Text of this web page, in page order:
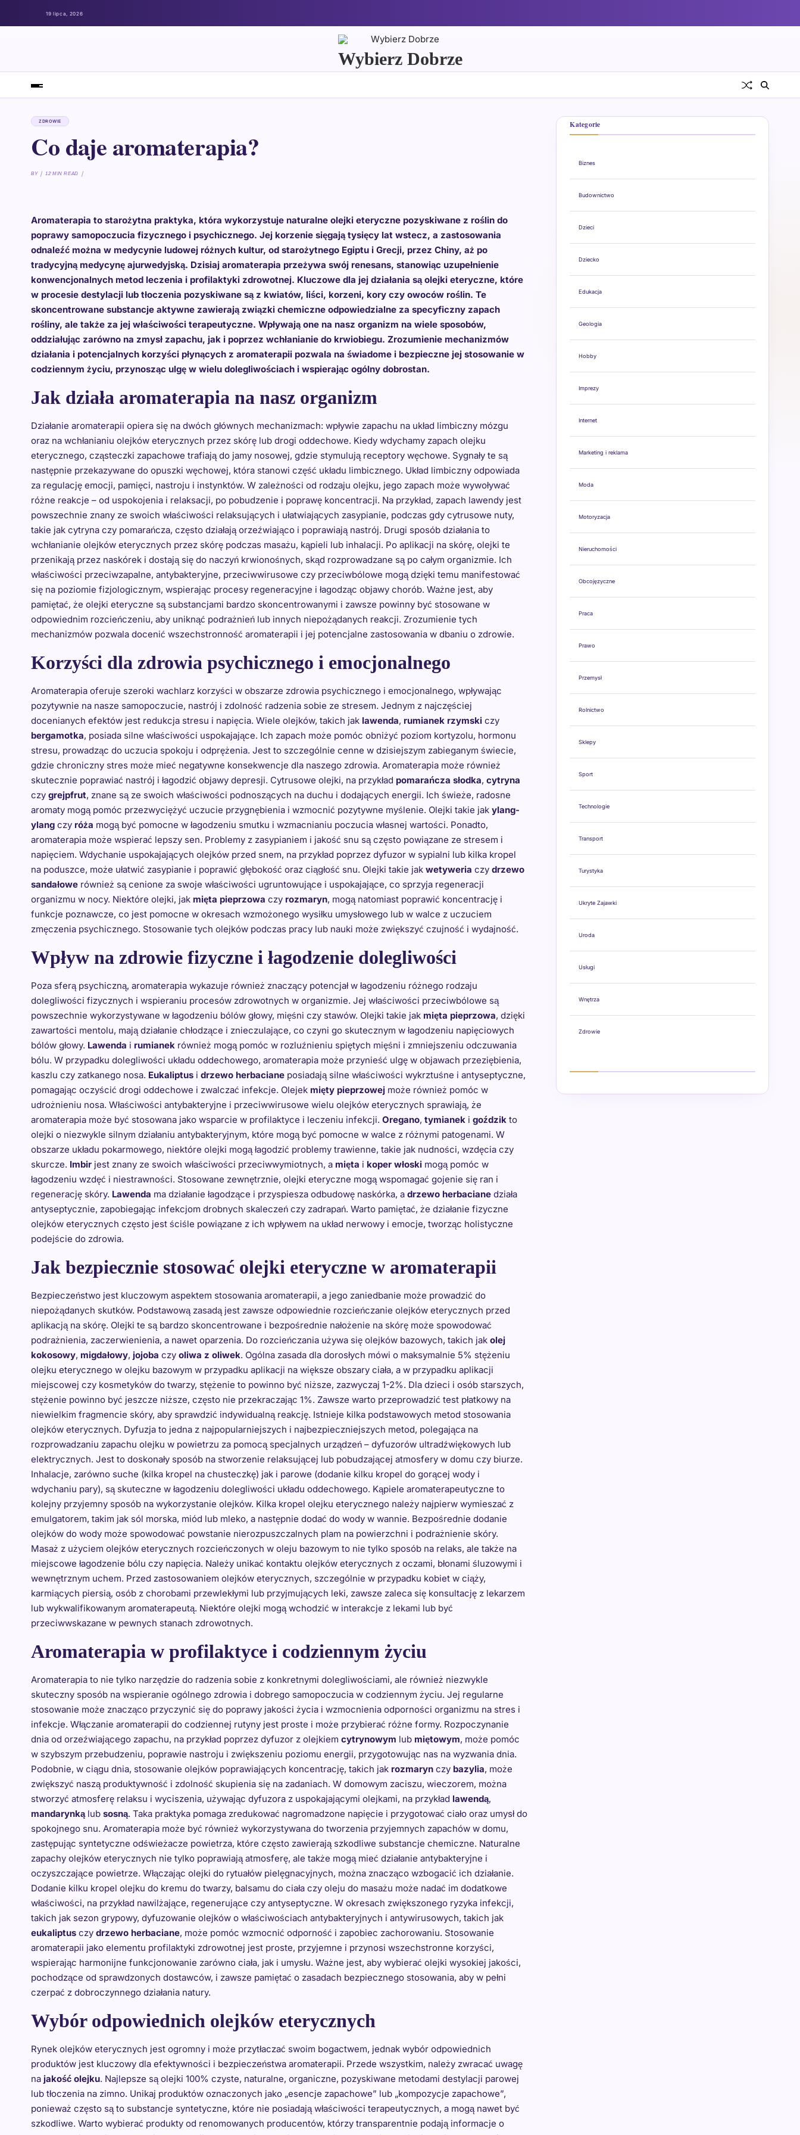
19 lipca, 2026
Wybierz Dobrze
ZDROWIE
Co daje aromaterapia?
BY 12 MIN READ
Aromaterapia to starożytna praktyka, która wykorzystuje naturalne olejki eteryczne pozyskiwane z roślin do
poprawy samopoczucia fizycznego i psychicznego. Jej korzenie sięgają tysięcy lat wstecz, a zastosowania
odnaleźć można w medycynie ludowej różnych kultur, od starożytnego Egiptu i Grecji, przez Chiny, aż po
tradycyjną medycynę ajurwedyjską. Dzisiaj aromaterapia przeżywa swój renesans, stanowiąc uzupełnienie
konwencjonalnych metod leczenia i profilaktyki zdrowotnej. Kluczowe dla jej działania są olejki eteryczne, które
w procesie destylacji lub tłoczenia pozyskiwane są z kwiatów, liści, korzeni, kory czy owoców roślin. Te
skoncentrowane substancje aktywne zawierają związki chemiczne odpowiedzialne za specyficzny zapach
rośliny, ale także za jej właściwości terapeutyczne. Wpływają one na nasz organizm na wiele sposobów,
oddziałując zarówno na zmysł zapachu, jak i poprzez wchłanianie do krwiobiegu. Zrozumienie mechanizmów
działania i potencjalnych korzyści płynących z aromaterapii pozwala na świadome i bezpieczne jej stosowanie w
codziennym życiu, przynosząc ulgę w wielu dolegliwościach i wspierając ogólny dobrostan.
Jak działa aromaterapia na nasz organizm
Działanie aromaterapii opiera się na dwóch głównych mechanizmach: wpływie zapachu na układ limbiczny mózgu
oraz na wchłanianiu olejków eterycznych przez skórę lub drogi oddechowe. Kiedy wdychamy zapach olejku
eterycznego, cząsteczki zapachowe trafiają do jamy nosowej, gdzie stymulują receptory węchowe. Sygnały te są
następnie przekazywane do opuszki węchowej, która stanowi część układu limbicznego. Układ limbiczny odpowiada
za regulację emocji, pamięci, nastroju i instynktów. W zależności od rodzaju olejku, jego zapach może wywoływać
różne reakcje – od uspokojenia i relaksacji, po pobudzenie i poprawę koncentracji. Na przykład, zapach lawendy jest
powszechnie znany ze swoich właściwości relaksujących i ułatwiających zasypianie, podczas gdy cytrusowe nuty,
takie jak cytryna czy pomarańcza, często działają orzeźwiająco i poprawiają nastrój. Drugi sposób działania to
wchłanianie olejków eterycznych przez skórę podczas masażu, kąpieli lub inhalacji. Po aplikacji na skórę, olejki te
przenikają przez naskórek i dostają się do naczyń krwionośnych, skąd rozprowadzane są po całym organizmie. Ich
właściwości przeciwzapalne, antybakteryjne, przeciwwirusowe czy przeciwbólowe mogą dzięki temu manifestować
się na poziomie fizjologicznym, wspierając procesy regeneracyjne i łagodząc objawy chorób. Ważne jest, aby
pamiętać, że olejki eteryczne są substancjami bardzo skoncentrowanymi i zawsze powinny być stosowane w
odpowiednim rozcieńczeniu, aby uniknąć podrażnień lub innych niepożądanych reakcji. Zrozumienie tych
mechanizmów pozwala docenić wszechstronność aromaterapii i jej potencjalne zastosowania w dbaniu o zdrowie.
Korzyści dla zdrowia psychicznego i emocjonalnego
Aromaterapia oferuje szeroki wachlarz korzyści w obszarze zdrowia psychicznego i emocjonalnego, wpływając
pozytywnie na nasze samopoczucie, nastrój i zdolność radzenia sobie ze stresem. Jednym z najczęściej
docenianych efektów jest redukcja stresu i napięcia. Wiele olejków, takich jak lawenda, rumianek rzymski czy
bergamotka, posiada silne właściwości uspokajające. Ich zapach może pomóc obniżyć poziom kortyzolu, hormonu
stresu, prowadząc do uczucia spokoju i odprężenia. Jest to szczególnie cenne w dzisiejszym zabieganym świecie,
gdzie chroniczny stres może mieć negatywne konsekwencje dla naszego zdrowia. Aromaterapia może również
skutecznie poprawiać nastrój i łagodzić objawy depresji. Cytrusowe olejki, na przykład pomarańcza słodka, cytryna
czy grejpfrut, znane są ze swoich właściwości podnoszących na duchu i dodających energii. Ich świeże, radosne
aromaty mogą pomóc przezwyciężyć uczucie przygnębienia i wzmocnić pozytywne myślenie. Olejki takie jak ylang-
ylang czy róża mogą być pomocne w łagodzeniu smutku i wzmacnianiu poczucia własnej wartości. Ponadto,
aromaterapia może wspierać lepszy sen. Problemy z zasypianiem i jakość snu są często powiązane ze stresem i
napięciem. Wdychanie uspokajających olejków przed snem, na przykład poprzez dyfuzor w sypialni lub kilka kropel
na poduszce, może ułatwić zasypianie i poprawić głębokość oraz ciągłość snu. Olejki takie jak wetyweria czy drzewo
sandałowe również są cenione za swoje właściwości ugruntowujące i uspokajające, co sprzyja regeneracji
organizmu w nocy. Niektóre olejki, jak mięta pieprzowa czy rozmaryn, mogą natomiast poprawić koncentrację i
funkcje poznawcze, co jest pomocne w okresach wzmożonego wysiłku umysłowego lub w walce z uczuciem
zmęczenia psychicznego. Stosowanie tych olejków podczas pracy lub nauki może zwiększyć czujność i wydajność.
Wpływ na zdrowie fizyczne i łagodzenie dolegliwości
Poza sferą psychiczną, aromaterapia wykazuje również znaczący potencjał w łagodzeniu różnego rodzaju
dolegliwości fizycznych i wspieraniu procesów zdrowotnych w organizmie. Jej właściwości przeciwbólowe są
powszechnie wykorzystywane w łagodzeniu bólów głowy, mięśni czy stawów. Olejki takie jak mięta pieprzowa, dzięki
zawartości mentolu, mają działanie chłodzące i znieczulające, co czyni go skutecznym w łagodzeniu napięciowych
bólów głowy. Lawenda i rumianek również mogą pomóc w rozluźnieniu spiętych mięśni i zmniejszeniu odczuwania
bólu. W przypadku dolegliwości układu oddechowego, aromaterapia może przynieść ulgę w objawach przeziębienia,
kaszlu czy zatkanego nosa. Eukaliptus i drzewo herbaciane posiadają silne właściwości wykrztuśne i antyseptyczne,
pomagając oczyścić drogi oddechowe i zwalczać infekcje. Olejek mięty pieprzowej może również pomóc w
udrożnieniu nosa. Właściwości antybakteryjne i przeciwwirusowe wielu olejków eterycznych sprawiają, że
aromaterapia może być stosowana jako wsparcie w profilaktyce i leczeniu infekcji. Oregano, tymianek i goździk to
olejki o niezwykle silnym działaniu antybakteryjnym, które mogą być pomocne w walce z różnymi patogenami. W
obszarze układu pokarmowego, niektóre olejki mogą łagodzić problemy trawienne, takie jak nudności, wzdęcia czy
skurcze. Imbir jest znany ze swoich właściwości przeciwwymiotnych, a mięta i koper włoski mogą pomóc w
łagodzeniu wzdęć i niestrawności. Stosowane zewnętrznie, olejki eteryczne mogą wspomagać gojenie się ran i
regenerację skóry. Lawenda ma działanie łagodzące i przyspiesza odbudowę naskórka, a drzewo herbaciane działa
antyseptycznie, zapobiegając infekcjom drobnych skaleczeń czy zadrapań. Warto pamiętać, że działanie fizyczne
olejków eterycznych często jest ściśle powiązane z ich wpływem na układ nerwowy i emocje, tworząc holistyczne
podejście do zdrowia.
Jak bezpiecznie stosować olejki eteryczne w aromaterapii
Bezpieczeństwo jest kluczowym aspektem stosowania aromaterapii, a jego zaniedbanie może prowadzić do
niepożądanych skutków. Podstawową zasadą jest zawsze odpowiednie rozcieńczanie olejków eterycznych przed
aplikacją na skórę. Olejki te są bardzo skoncentrowane i bezpośrednie nałożenie na skórę może spowodować
podrażnienia, zaczerwienienia, a nawet oparzenia. Do rozcieńczania używa się olejków bazowych, takich jak olej
kokosowy, migdałowy, jojoba czy oliwa z oliwek. Ogólna zasada dla dorosłych mówi o maksymalnie 5% stężeniu
olejku eterycznego w olejku bazowym w przypadku aplikacji na większe obszary ciała, a w przypadku aplikacji
miejscowej czy kosmetyków do twarzy, stężenie to powinno być niższe, zazwyczaj 1-2%. Dla dzieci i osób starszych,
stężenie powinno być jeszcze niższe, często nie przekraczając 1%. Zawsze warto przeprowadzić test płatkowy na
niewielkim fragmencie skóry, aby sprawdzić indywidualną reakcję. Istnieje kilka podstawowych metod stosowania
olejków eterycznych. Dyfuzja to jedna z najpopularniejszych i najbezpieczniejszych metod, polegająca na
rozprowadzaniu zapachu olejku w powietrzu za pomocą specjalnych urządzeń – dyfuzorów ultradźwiękowych lub
elektrycznych. Jest to doskonały sposób na stworzenie relaksującej lub pobudzającej atmosfery w domu czy biurze.
Inhalacje, zarówno suche (kilka kropel na chusteczkę) jak i parowe (dodanie kilku kropel do gorącej wody i
wdychaniu pary), są skuteczne w łagodzeniu dolegliwości układu oddechowego. Kąpiele aromaterapeutyczne to
kolejny przyjemny sposób na wykorzystanie olejków. Kilka kropel olejku eterycznego należy najpierw wymieszać z
emulgatorem, takim jak sól morska, miód lub mleko, a następnie dodać do wody w wannie. Bezpośrednie dodanie
olejków do wody może spowodować powstanie nierozpuszczalnych plam na powierzchni i podrażnienie skóry.
Masaż z użyciem olejków eterycznych rozcieńczonych w oleju bazowym to nie tylko sposób na relaks, ale także na
miejscowe łagodzenie bólu czy napięcia. Należy unikać kontaktu olejków eterycznych z oczami, błonami śluzowymi i
wewnętrznym uchem. Przed zastosowaniem olejków eterycznych, szczególnie w przypadku kobiet w ciąży,
karmiących piersią, osób z chorobami przewlekłymi lub przyjmujących leki, zawsze zaleca się konsultację z lekarzem
lub wykwalifikowanym aromaterapeutą. Niektóre olejki mogą wchodzić w interakcje z lekami lub być
przeciwwskazane w pewnych stanach zdrowotnych.
Aromaterapia w profilaktyce i codziennym życiu
Aromaterapia to nie tylko narzędzie do radzenia sobie z konkretnymi dolegliwościami, ale również niezwykle
skuteczny sposób na wspieranie ogólnego zdrowia i dobrego samopoczucia w codziennym życiu. Jej regularne
stosowanie może znacząco przyczynić się do poprawy jakości życia i wzmocnienia odporności organizmu na stres i
infekcje. Włączanie aromaterapii do codziennej rutyny jest proste i może przybierać różne formy. Rozpoczynanie
dnia od orzeźwiającego zapachu, na przykład poprzez dyfuzor z olejkiem cytrynowym lub miętowym, może pomóc
w szybszym przebudzeniu, poprawie nastroju i zwiększeniu poziomu energii, przygotowując nas na wyzwania dnia.
Podobnie, w ciągu dnia, stosowanie olejków poprawiających koncentrację, takich jak rozmaryn czy bazylia, może
zwiększyć naszą produktywność i zdolność skupienia się na zadaniach. W domowym zaciszu, wieczorem, można
stworzyć atmosferę relaksu i wyciszenia, używając dyfuzora z uspokajającymi olejkami, na przykład lawendą,
mandarynkąlub sosną. Taka praktyka pomaga zredukować nagromadzone napięcie i przygotować ciało oraz umysł do
spokojnego snu. Aromaterapia może być również wykorzystywana do tworzenia przyjemnych zapachów w domu,
zastępując syntetyczne odświeżacze powietrza, które często zawierają szkodliwe substancje chemiczne. Naturalne
zapachy olejków eterycznych nie tylko poprawiają atmosferę, ale także mogą mieć działanie antybakteryjne i
oczyszczające powietrze. Włączając olejki do rytuałów pielęgnacyjnych, można znacząco wzbogacić ich działanie.
Dodanie kilku kropel olejku do kremu do twarzy, balsamu do ciała czy oleju do masażu może nadać im dodatkowe
właściwości, na przykład nawilżające, regenerujące czy antyseptyczne. W okresach zwiększonego ryzyka infekcji,
takich jak sezon grypowy, dyfuzowanie olejków o właściwościach antybakteryjnych i antywirusowych, takich jak
eukaliptus czy drzewo herbaciane, może pomóc wzmocnić odporność i zapobiec zachorowaniu. Stosowanie
aromaterapii jako elementu profilaktyki zdrowotnej jest proste, przyjemne i przynosi wszechstronne korzyści,
wspierając harmonijne funkcjonowanie zarówno ciała, jak i umysłu. Ważne jest, aby wybierać olejki wysokiej jakości,
pochodzące od sprawdzonych dostawców, i zawsze pamiętać o zasadach bezpiecznego stosowania, aby w pełni
czerpać z dobroczynnego działania natury.
Wybór odpowiednich olejków eterycznych
Rynek olejków eterycznych jest ogromny i może przytłaczać swoim bogactwem, jednak wybór odpowiednich
produktów jest kluczowy dla efektywności i bezpieczeństwa aromaterapii. Przede wszystkim, należy zwracać uwagę
na jakość olejku. Najlepsze są olejki 100% czyste, naturalne, organiczne, pozyskiwane metodami destylacji parowej
lub tłoczenia na zimno. Unikaj produktów oznaczonych jako „esencje zapachowe” lub „kompozycje zapachowe”,
ponieważ często są to substancje syntetyczne, które nie posiadają właściwości terapeutycznych, a mogą nawet być
szkodliwe. Warto wybierać produkty od renomowanych producentów, którzy transparentnie podają informacje o
Kategorie
Biznes
Budownictwo
Dzieci
Dziecko
Edukacja
Geologia
Hobby
Imprezy
Internet
Marketing i reklama
Moda
Motoryzacja
Nieruchomości
Obcojęzyczne
Praca
Prawo
Przemysł
Rolnictwo
Sklepy
Sport
Technologie
Transport
Turystyka
Ukryte Zajawki
Uroda
Usługi
Wnętrza
Zdrowie